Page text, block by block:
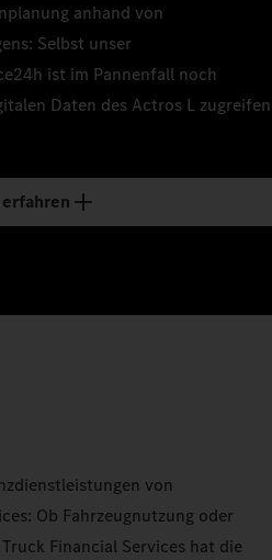
anhand von
Selbst unser
ist im Pannenfall noch
Daten des Actros L zugreifen
von
Ob Fahrzeugnutzung oder
Financial Services hat die